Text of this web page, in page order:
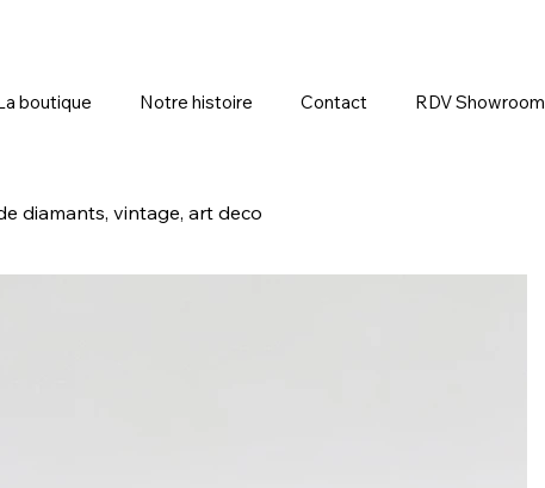
boutique Notre histoire Contact RDV Showroom
diamants, vintage, art deco